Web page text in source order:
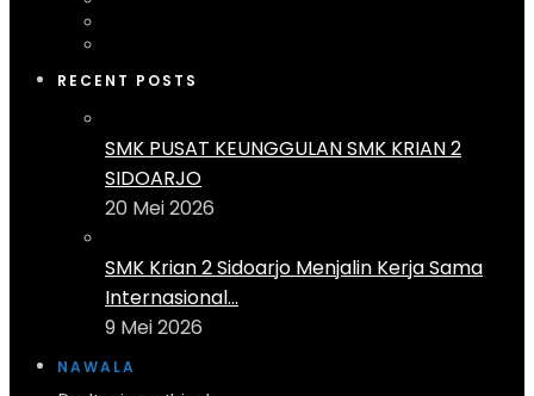
RECENT POSTS
SMK PUSAT KEUNGGULAN SMK KRIAN 2
SIDOARJO
20 Mei 2026
SMK Krian 2 Sidoarjo Menjalin Kerja Sama
Internasional...
9 Mei 2026
NAWALA